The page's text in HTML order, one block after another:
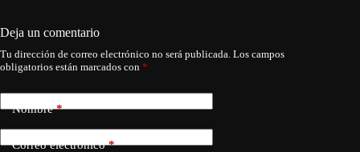
Deja un comentario
Tu dirección de correo electrónico no será publicada. Los campos
obligatorios están marcados con *
Nombre*
Correo electrónico*